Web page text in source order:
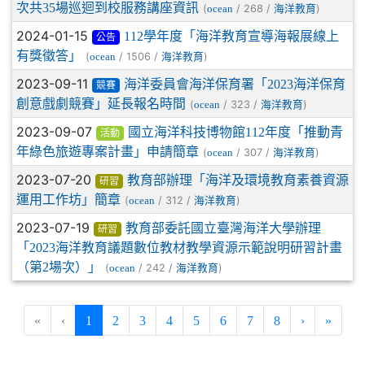
次共35場巡迴到校服務講座資訊 (ocean / 268 / 海洋教育)
2024-01-15 公告
112學年度「海洋教育宣導海報展線上
有獎徵答」
(ocean / 1506 / 海洋教育)
2023-09-11 競賽
海洋委員會海洋保育署「2023海洋保育
創意戲劇競賽」延長報名時間 (ocean / 323 / 海洋教育)
2023-09-07 活動
國立海洋科技博物館112年度「推動青
年綠色旅遊專案計畫」申請簡章 (ocean / 307 / 海洋教育)
2023-07-20 研習
教育部辦理「海洋及環境教育素養資源
運用工作坊」簡章 (ocean / 312 / 海洋教育)
2023-07-19 研習
教育部委託國立臺灣海洋大學辦理
「2023海洋教育議題數位教材教學資源示範說明研習計畫
（第2場次）」
(ocean / 242 / 海洋教育)
« ‹ 1 (current)
2 3 4 5 6 7 8 › »